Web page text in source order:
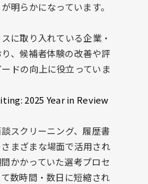
明らかになっています。
に取り入れている企業・
、候補者体験の改善や評
ドの向上に役立っていま
2025 Year in Review
スクリーニング、履歴書
まざまな場面で活用され
かかっていた選考プロセ
数時間・数日に短縮され